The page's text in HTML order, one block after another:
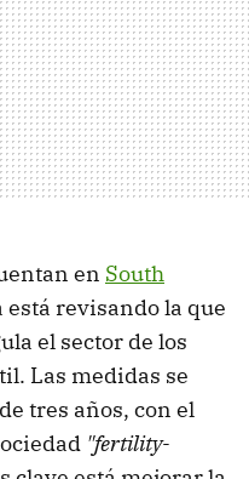
en South
está revisando la que
el sector de los
Las medidas se
tres años, con el
"fertility-